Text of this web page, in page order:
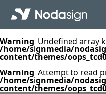
Warning: Undefined array
/home/signmedia/
content/themes/
Warning: Attempt to read
/home/signmedia/
content/themes/